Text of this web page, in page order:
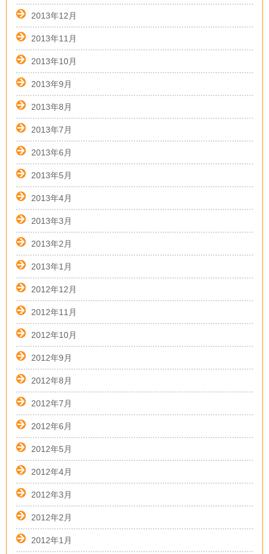
2013年12月
2013年11月
2013年10月
2013年9月
2013年8月
2013年7月
2013年6月
2013年5月
2013年4月
2013年3月
2013年2月
2013年1月
2012年12月
2012年11月
2012年10月
2012年9月
2012年8月
2012年7月
2012年6月
2012年5月
2012年4月
2012年3月
2012年2月
2012年1月